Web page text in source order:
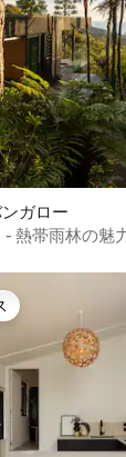
ガロー
熱帯雨林の魅
イスです。